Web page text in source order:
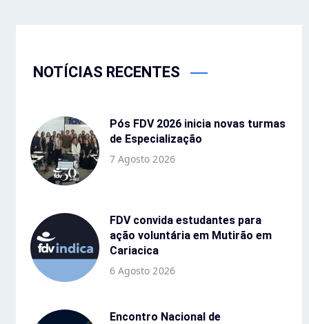
NOTÍCIAS RECENTES
Pós FDV 2026 inicia novas turmas
de Especialização
7 Agosto 2026
FDV convida estudantes para
ação voluntária em Mutirão em
Cariacica
6 Agosto 2026
Encontro Nacional de